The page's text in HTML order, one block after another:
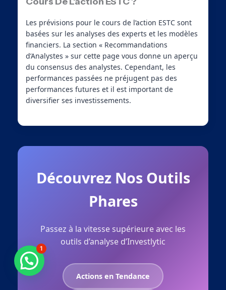
Les prévisions pour le cours de l’action ESTC sont
basées sur les analyses des experts et les modèles
financiers. La section « Recommandations
d’Analystes » sur cette page vous donne un aperçu
du consensus des analystes. Cependant, les
performances passées ne préjugent pas des
performances futures et il est important de
diversifier ses investissements.
Découvrez Nos Outils
Phares
Passez à la vitesse supérieure avec les
outils d’analyse d’Investlytic
Actions en Tendance
1